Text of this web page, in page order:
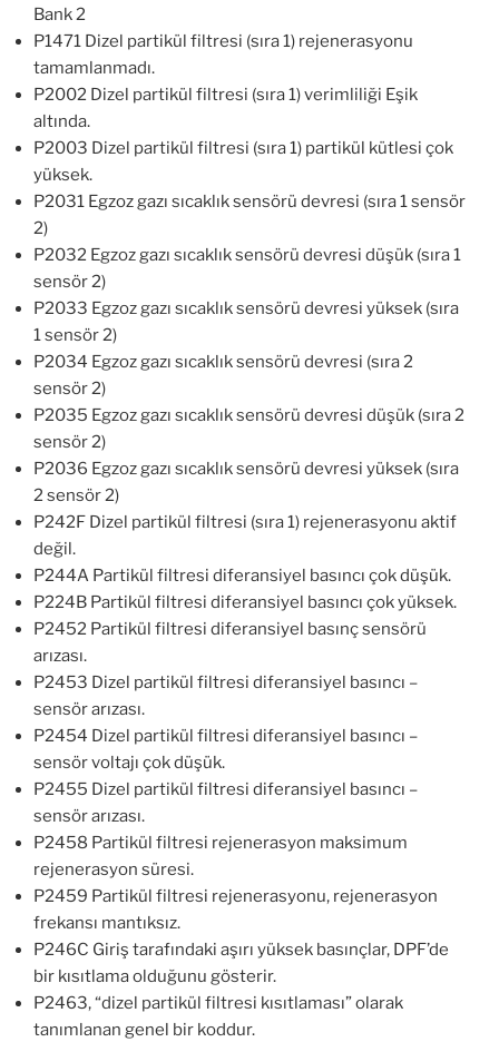
Bank 2
P1471 Dizel partikül filtresi (sıra 1) rejenerasyonu
tamamlanmadı.
P2002 Dizel partikül filtresi (sıra 1) verimliliği Eşik
altında.
P2003 Dizel partikül filtresi (sıra 1) partikül kütlesi çok
yüksek.
P2031 Egzoz gazı sıcaklık sensörü devresi (sıra 1 sensör
2)
P2032 Egzoz gazı sıcaklık sensörü devresi düşük (sıra 1
sensör 2)
P2033 Egzoz gazı sıcaklık sensörü devresi yüksek (sıra
1 sensör 2)
P2034 Egzoz gazı sıcaklık sensörü devresi (sıra 2
sensör 2)
P2035 Egzoz gazı sıcaklık sensörü devresi düşük (sıra 2
sensör 2)
P2036 Egzoz gazı sıcaklık sensörü devresi yüksek (sıra
2 sensör 2)
P242F Dizel partikül filtresi (sıra 1) rejenerasyonu aktif
değil.
P244A Partikül filtresi diferansiyel basıncı çok düşük.
P224B Partikül filtresi diferansiyel basıncı çok yüksek.
P2452 Partikül filtresi diferansiyel basınç sensörü
arızası.
P2453 Dizel partikül filtresi diferansiyel basıncı –
sensör arızası.
P2454 Dizel partikül filtresi diferansiyel basıncı –
sensör voltajı çok düşük.
P2455 Dizel partikül filtresi diferansiyel basıncı –
sensör arızası.
P2458 Partikül filtresi rejenerasyon maksimum
rejenerasyon süresi.
P2459 Partikül filtresi rejenerasyonu, rejenerasyon
frekansı mantıksız.
P246C Giriş tarafındaki aşırı yüksek basınçlar, DPF’de
bir kısıtlama olduğunu gösterir.
P2463, “dizel partikül filtresi kısıtlaması” olarak
tanımlanan genel bir koddur.